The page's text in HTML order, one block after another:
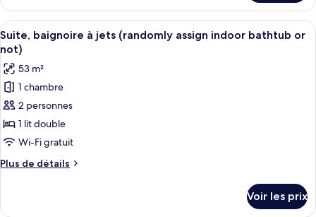
(randomly
assign
indoor
bathtub
or
not)
le
type
de
chambre
Suite,
terrasse
(randomly
assign
indoor
bathtub
not)
Afficher
toutes
les
photos
pour
ce
type
de
chambre :
Suite,
à
Une chambre d’hôtel moderne
12
Suite, baignoire à jets (randomly assign indoor bathtub or
not)
53 m²
1 chambre
2 personnes
1 lit double
Wi-Fi gratuit
Plus de détails
Plus
le
Voir les prix